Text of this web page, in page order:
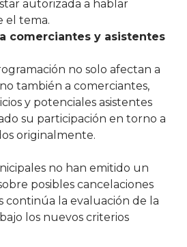
autorizada a hablar
el tema.
comerciantes y asistentes
no solo afectan a
también a comerciantes,
y potenciales asistentes
su participación en torno a
originalmente.
no han emitido un
posibles cancelaciones
continúa la evaluación de la
los nuevos criterios